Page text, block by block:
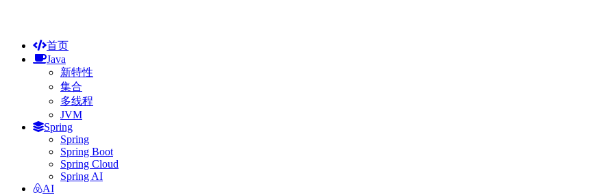
首页
Java
新特性
集合
多线程
JVM
Spring
Spring
Spring Boot
Spring Cloud
Spring AI
AI